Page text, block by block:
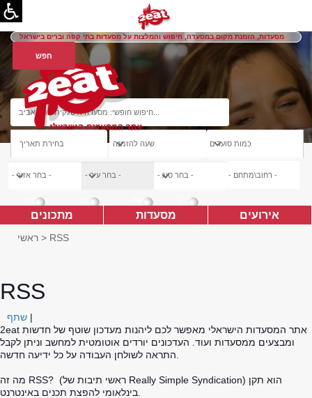
מסעדות, הזמנת מקום במסעדה, חיפוש והמלצות על מסעדות בתי קפה וברים בישראל
צמחוני טבעוני כשר מהדרין
אירועים מסעדות מתכונים
ראשי > RSS
RSS
שתף |
2eat אתר המסעדות הישראלי מאפשר לכם ליהנות מעדכון שוטף של חדשות
ומבצעים ממסעדות ועוד. העדכונים יורדים אוטומטית למחשב וניתן לקבל
מה זה RSS? (ראשי תיבות של Really Simple Syndication) הוא תקן